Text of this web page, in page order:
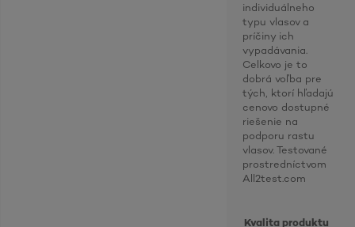
individuálneho
typu vlasov a
príčiny ich
vypadávania.
Celkovo je to
dobrá voľba pre
tých, ktorí hľadajú
cenovo dostupné
riešenie na
podporu rastu
vlasov. Testované
prostredníctvom
All2test.com
Kvalita produktu